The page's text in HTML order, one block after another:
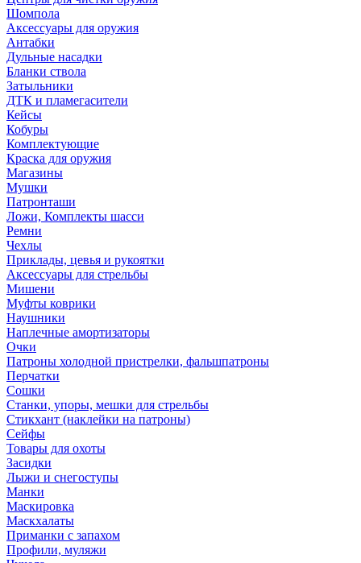
Шомпола
Аксессуары для оружия
Антабки
Дульные насадки
Бланки ствола
Затыльники
ДТК и пламегасители
Кейсы
Кобуры
Комплектующие
Краска для оружия
Магазины
Мушки
Патронташи
Ложи, Комплекты шасси
Ремни
Чехлы
Приклады, цевья и рукоятки
Аксессуары для стрельбы
Мишени
Муфты коврики
Наушники
Наплечные амортизаторы
Очки
Патроны холодной пристрелки, фальшпатроны
Перчатки
Сошки
Станки, упоры, мешки для стрельбы
Стикхант (наклейки на патроны)
Сейфы
Товары для охоты
Засидки
Лыжи и снегоступы
Манки
Маскировка
Маскхалаты
Приманки с запахом
Профили, муляжи